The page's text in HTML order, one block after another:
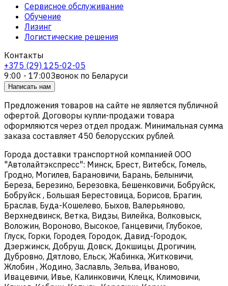
Сервисное обслуживание
Обучение
Лизинг
Логистические решения
Контакты
+375 (29) 125-02-05
9:00 - 17:00Звонок по Беларуси
Написать нам
Предложения товаров на сайте не является публичной
офертой. Договоры купли-продажи товара
оформляются через отдел продаж. Минимальная сумма
заказа составляет 450 белорусских рублей.
Города доставки транспортной компанией ООО
"Автолайтэкспресс": Минск, Брест, Витебск, Гомель,
Гродно, Могилев, Барановичи, Барань, Белыничи,
Береза, Березино, Березовка, Бешенковичи, Бобруйск,
Бобруйск , Большая Берестовица, Борисов, Брагин,
Браслав, Буда-Кошелево, Быхов, Валерьяново,
Верхнедвинск, Ветка, Видзы, Вилейка, Волковыск,
Воложин, Вороново, Высокое, Ганцевичи, Глубокое,
Глуск, Горки, Городея, Городок, Давид-Городок,
Дзержинск, Добруш, Довск, Докшицы, Дрогичин,
Дубровно, Дятлово, Ельск, Жабинка, Житковичи,
Жлобин , Жодино, Заславль, Зельва, Иваново,
Ивацевичи, Ивье, Калинковичи, Клецк, Климовичи,